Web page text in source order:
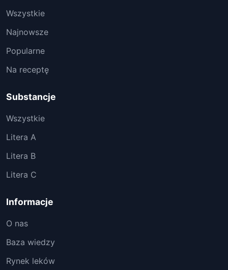
Wszystkie
Najnowsze
Popularne
Na receptę
Substancje
Wszystkie
Litera A
Litera B
Litera C
Informacje
O nas
Baza wiedzy
Rynek leków